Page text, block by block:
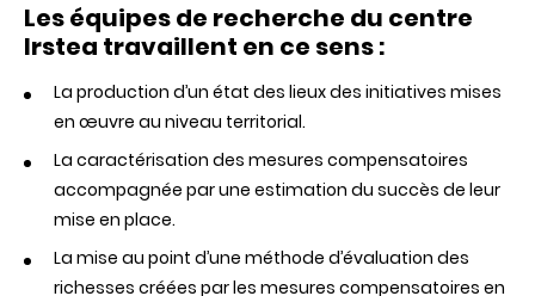
Les équipes de recherche du centre
Irstea travaillent en ce sens :
La production d’un état des lieux des initiatives mises
en œuvre au niveau territorial.
La caractérisation des mesures compensatoires
accompagnée par une estimation du succès de leur
mise en place.
La mise au point d’une méthode d’évaluation des
richesses créées par les mesures compensatoires en